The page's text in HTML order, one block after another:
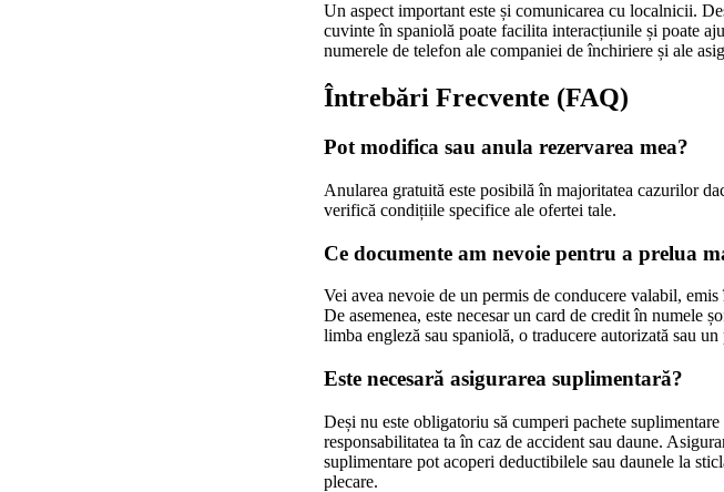
Un aspect important este și comunicarea cu localnicii.
cuvinte în spaniolă poate facilita interacțiunile și poate
numerele de telefon ale companiei de închiriere și ale
Întrebări Frecvente (FAQ)
Pot modifica sau anula rezervarea mea?
Anularea gratuită este posibilă în majoritatea cazurilor
verifică condițiile specifice ale ofertei tale.
Ce documente am nevoie pentru a prelua
Vei avea nevoie de un permis de conducere valabil,
De asemenea, este necesar un card de credit în numele
limba engleză sau spaniolă, o traducere autorizată sau
Este necesară asigurarea suplimentară?
Deși nu este obligatoriu să cumperi pachete
responsabilitatea ta în caz de accident sau daune.
suplimentare pot acoperi deductibilele sau daunele la
plecare.